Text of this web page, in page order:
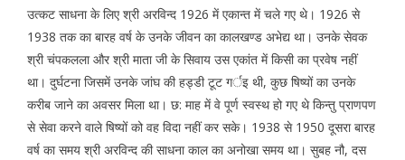
उत्कट साधना के लिए श्री अरविन्द 1926 में एकान्त में चले गए थे। 1926 से
1938 तक का बारह वर्ष के उनके जीवन का कालखण्ड अभेद्य था। उनके सेवक
श्री चंपकलला और श्री माता जी के सिवाय उस एकांत में किसी का प्रवेष नहीं
था। दुर्घटना जिसमें उनके जांघ की हड्डी टूट गर्इ थी, कुछ षिष्यों का उनके
करीब जाने का अवसर मिला था। छ: माह में वे पूर्ण स्वस्थ हो गए थे किन्तु प्राणपण
से सेवा करने वाले षिष्यों को वह विदा नहीं कर सके। 1938 से 1950 दूसरा बारह
वर्ष का समय श्री अरविन्द की साधना काल का अनोखा समय था। सुबह नौ, दस